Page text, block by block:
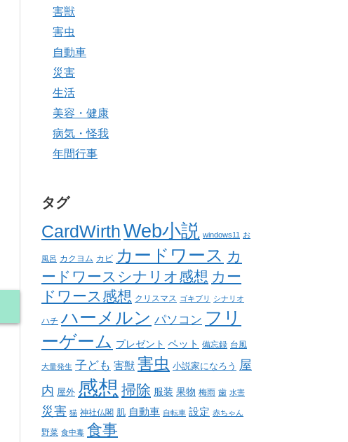
害獣
害虫
自動車
災害
生活
美容・健康
病気・怪我
年間行事
タグ
CardWirthWeb小説 windows11 お
風呂 カクヨム カビ カードワース カ
ードワースシナリオ感想 カー
ドワース感想 クリスマス ゴキブリ シナリオ
ハチ ハーメルン パソコン フリ
ーゲーム プレゼント ペット 備忘録 台風
大量発生 子ども 害獣 害虫 小説家になろう 屋
内 屋外 感想 掃除 服装 果物 梅雨 歯 水害
災害 猫 神社仏閣 肌 自動車 自転車 設定 赤ちゃん
野菜 食中毒 食事